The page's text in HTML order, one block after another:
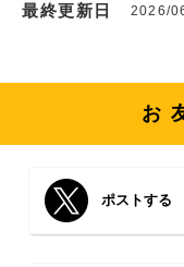
最終更新日 2026/
お
ポストする